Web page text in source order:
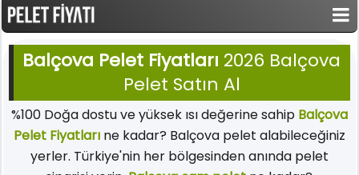
Balçova Pelet Fiyatları 2026 Balçova
Pelet Satın Al
%100 Doğa dostu ve yüksek ısı değerine sahip Balçova
Pelet Fiyatlarıne kadar? Balçova pelet alabileceğiniz
yerler. Türkiye'nin her bölgesinden anında pelet